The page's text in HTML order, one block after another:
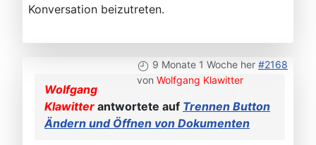
Konversation beizutreten.
9 Monate 1 Woche her #2168
von Wolfgang Klawitter
Wolfgang
Klawitter antwortete auf Trennen Button
Ändern und Öffnen von Dokumenten